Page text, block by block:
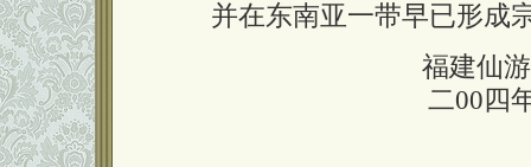
并在东南亚一带早已形成
福建仙
二00四年